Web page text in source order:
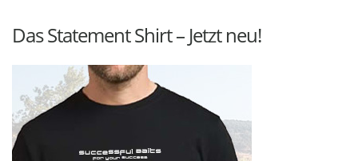
Das Statement Shirt – Jetzt neu!